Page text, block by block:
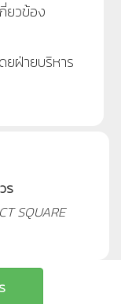
เกี่ยวข้อง
ยฝ่ายบริหาร
ร
SQUARE